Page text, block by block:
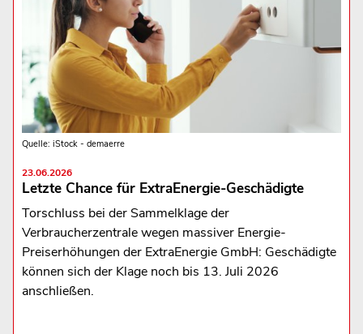
Quelle: iStock - demaerre
23.06.2026
Letzte Chance für ExtraEnergie-Geschädigte
Torschluss bei der Sammelklage der
Verbraucherzentrale wegen massiver Energie-
Preiserhöhungen der ExtraEnergie GmbH: Geschädigte
können sich der Klage noch bis 13. Juli 2026
anschließen.